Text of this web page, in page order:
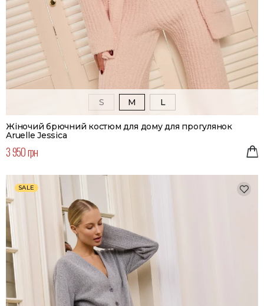
S M L
Жіночий брючний костюм для дому для прогулянок
Aruelle Jessica
3 950 грн
SALE